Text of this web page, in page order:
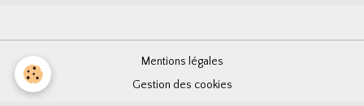
Mentions légales
Gestion des cookies